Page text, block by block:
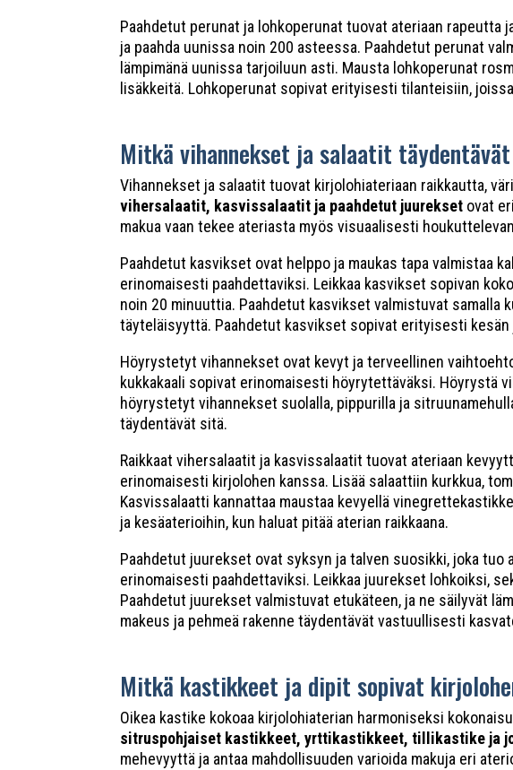
Paahdetut perunat ja lohkoperunat tuovat ateriaan
ja paahda uunissa noin 200 asteessa. Paahdetut perunat
lämpimänä uunissa tarjoiluun asti. Mausta lohkoperunat
lisäkkeitä. Lohkoperunat sopivat erityisesti tilanteisiin,
Mitkä vihannekset ja salaatit
Vihannekset ja salaatit tuovat kirjolohiateriaan raikkautta,
vihersalaatit, kasvissalaatit ja paahdetut juurekset ovat
makua vaan tekee ateriasta myös visuaalisesti
Paahdetut kasvikset ovat helppo ja maukas tapa valmistaa
erinomaisesti paahdettaviksi. Leikkaa kasvikset sopivan
noin 20 minuuttia. Paahdetut kasvikset valmistuvat samalla
täyteläisyyttä. Paahdetut kasvikset sopivat erityisesti
Höyrystetyt vihannekset ovat kevyt ja terveellinen
kukkakaali sopivat erinomaisesti höyrytettäväksi. Höyrystä
höyrystetyt vihannekset suolalla, pippurilla ja
täydentävät sitä.
Raikkaat vihersalaatit ja kasvissalaatit tuovat ateriaan
erinomaisesti kirjolohen kanssa. Lisää salaattiin kurkkua,
Kasvissalaatti kannattaa maustaa kevyellä
ja kesäaterioihin, kun haluat pitää aterian raikkaana.
Paahdetut juurekset ovat syksyn ja talven suosikki, joka tuo
erinomaisesti paahdettaviksi. Leikkaa juurekset lohkoiksi,
Paahdetut juurekset valmistuvat etukäteen, ja ne säilyvät
makeus ja pehmeä rakenne täydentävät vastuullisesti
Mitkä kastikkeet ja dipit sopivat
Oikea kastike kokoaa kirjolohiaterian harmoniseksi
sitruspohjaiset kastikkeet, yrttikastikkeet, tillikastike ja
mehevyyttä ja antaa mahdollisuuden varioida makuja eri